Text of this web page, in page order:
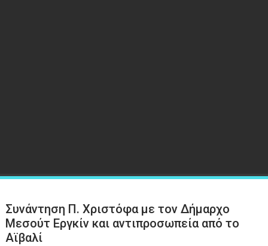
Συνάντηση Π. Χριστόφα με τον Δήμαρχο
Μεσούτ Εργκίν και αντιπροσωπεία από το
Αϊβαλί